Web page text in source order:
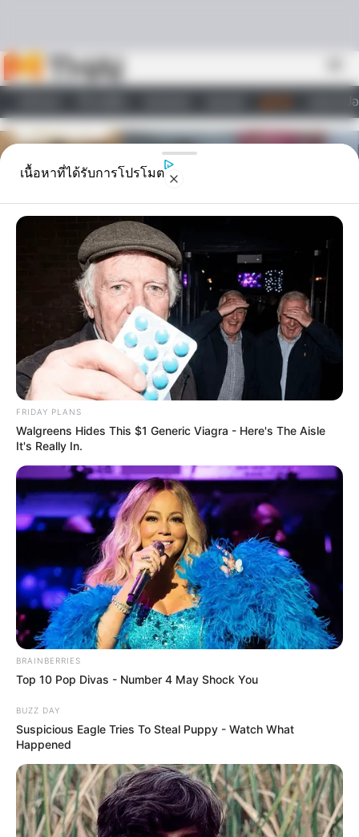
วอลเปเ
ไลฟ์สไตล์
สีมงคล
สีมงคลประจำวัน วันพุธ ที่
4 ตุลาคม 2566
สีมงคลประจำวันพุธ ที่ 4 ตุลาคม 2566
Home/ สีมงคล/ สีมงคลประจำวัน วันพุธ ที่ 4 ตุลาคม 2566
สีมงคล|
3 ต.ค. 2023
สีมงคลประจำวันพุธ ที่ 4 ตุลาคม
2566
เนื้อหาที่ได้รับการโปรโมต
FRIDAY PLANS
Walgreens Hides This $1 Generic Viagra - Here's The Aisle
It's Really In.
BRAINBERRIES
Top 10 Pop Divas - Number 4 May Shock You
BUZZ DAY
Suspicious Eagle Tries To Steal Puppy - Watch What
Happened